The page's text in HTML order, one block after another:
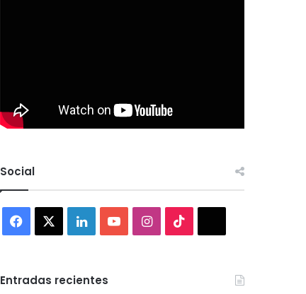
Social
Facebook LinkedInYouTubeInstagram
Entradas recientes